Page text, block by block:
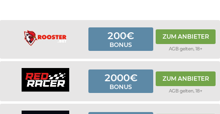
200€
BONUS
ZUM ANBIETER
AGB gelten, 18+
2000€
BONUS
ZUM ANBIETER
AGB gelten, 18+